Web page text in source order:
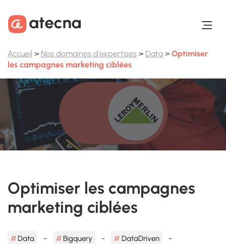
Accueil > Nos domaines d'expertises > Data > Optimiser
les campagnes marketing ciblées
Optimiser les campagnes
marketing ciblées
Data Bigquery DataDriven